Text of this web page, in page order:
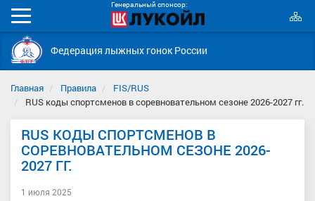
Генеральный спонсор:
Мобильное
меню
Федерация лыжных гонок России
Главная Правила
FIS/RUS
RUS коды спортсменов в соревновательном сезоне 2026-2027 гг.
RUS КОДЫ СПОРТСМЕНОВ В
СОРЕВНОВАТЕЛЬНОМ СЕЗОНЕ 2026-
2027 ГГ.
1 июля 2025